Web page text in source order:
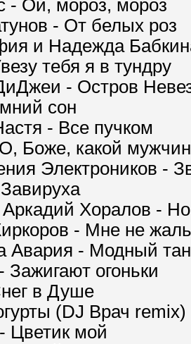
- Ой, мороз, мороз
- От белых роз
и Надежда
тебя я в тундру
- Остров
сон
- Все пучком
Боже, какой
Электроников -
Хоралов -
- Мне не
Авария - Модный
огоньки
в Душе
(DJ Врач remix)
Цветик мой